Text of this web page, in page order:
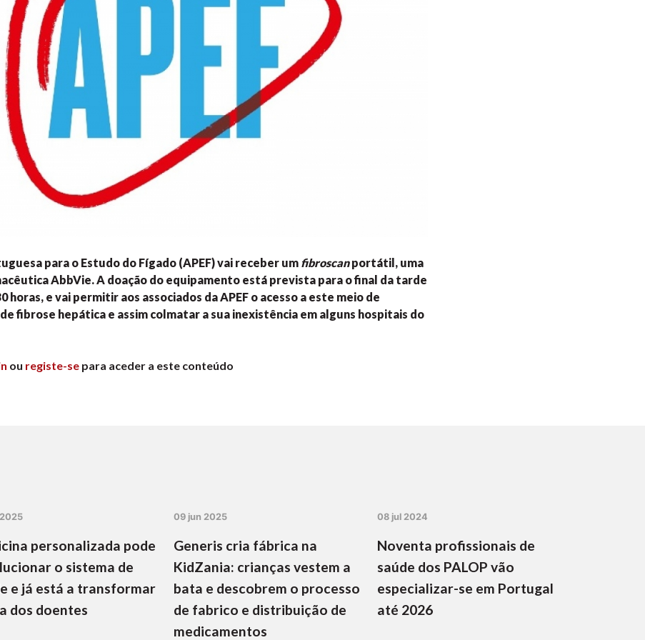
para o Estudo do Fígado (APEF) vai receber um fibroscanportátil, uma
AbbVie. A doação do equipamento está prevista para o final da tarde
horas, e vai permitir aos associados da APEF o acesso a este meio de
fibrose hepática e assim colmatar a sua inexistência em alguns hospitais do
ou registe-se para aceder a este conteúdo
personalizada pode
o sistema de
e já está a transformar
dos doentes
09 jun 2025
Generis cria fábrica na
KidZania: crianças vestem a
bata e descobrem o processo
de fabrico e distribuição de
medicamentos
08 jul 2024
Noventa profissionais de
saúde dos PALOP vão
especializar-se em Portugal
até 2026